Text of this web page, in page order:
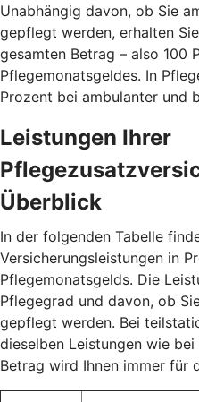
Unabhängig davon, ob Sie
gepflegt werden, erhalten
gesamten Betrag – also 100
Pflegemonatsgeldes. In
Prozent bei ambulanter und
Leistungen Ihrer
Überblick
In der folgenden Tabelle
Versicherungsleistungen in
Pflegemonatsgelds. Die
Pflegegrad und davon, ob
gepflegt werden. Bei
dieselben Leistungen wie
Betrag wird Ihnen immer für